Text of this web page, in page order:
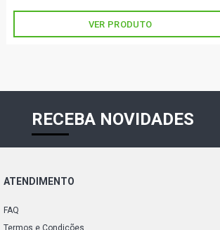
VER PRODUTO
RECEBA NOVIDADES
ATENDIMENTO
FAQ
Termos e Condições